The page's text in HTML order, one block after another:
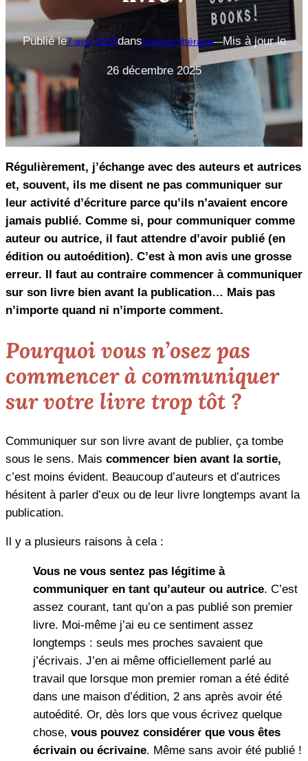
Publié le7 avril 2023dansUnivers littéraire—Mis à jour le
26 décembre 2025
Régulièrement, j’échange avec des auteurs et autrices
et, souvent, ils me disent ne pas communiquer sur
leur activité d’écriture parce qu’ils n’avaient encore
jamais publié. Comme si, pour communiquer comme
auteur ou autrice, il faut attendre d’avoir publié (en
édition ou autoédition). C’est à mon avis une grosse
erreur. Il faut au contraire commencer à communiquer
sur son livre bien avant la publication… Mais pas
n’importe quand ni n’importe comment.
Pourquoi vous n’osez pas
commencer à communiquer
sur votre livre trop tôt ?
Communiquer sur son livre avant de publier, ça tombe
sous le sens. Mais commencer bien avant la sortie,
c’est moins évident. Beaucoup d’auteurs et d’autrices
hésitent à parler d’eux ou de leur livre longtemps avant la
publication.
Il y a plusieurs raisons à cela :
Vous ne vous sentez pas légitime à
communiquer en tant qu’auteur ou autrice. C’est
assez courant, tant qu’on a pas publié son premier
livre. Moi-même j’ai eu ce sentiment assez
longtemps : seuls mes proches savaient que
j’écrivais. J’en ai même officiellement parlé au
travail que lorsque mon premier roman a été édité
dans une maison d’édition, 2 ans après avoir été
autoédité. Or, dès lors que vous écrivez quelque
chose, vous pouvez considérer que vous êtes
écrivain ou écrivaine. Même sans avoir été publié !